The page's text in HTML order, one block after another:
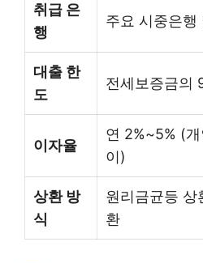
취급 은
행
주요 시중은행
대출 한
도
전세보증금의
이자율
연 2%~5% (
이)
상환 방
식
원리금균등 상
환